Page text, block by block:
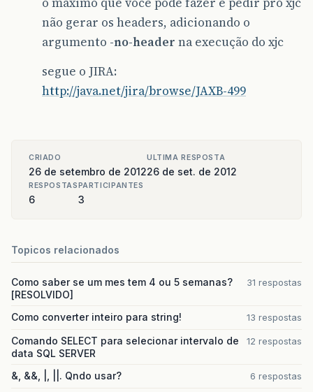
não gerar os headers, adicionando o
argumento -no-header na execução do xjc
segue o JIRA:
http://java.net/jira/browse/JAXB-499
CRIADO
26 de setembro de 2012
ULTIMA RESPOSTA
26 de set. de 2012
RESPOSTAS
6
PARTICIPANTES
3
Topicos relacionados
Como saber se um mes tem 4 ou 5 semanas?
[RESOLVIDO]
31 respostas
Como converter inteiro para string! 13 respostas
Comando SELECT para selecionar intervalo de
data SQL SERVER
12 respostas
&, &&, |, ||. Qndo usar? 6 respostas